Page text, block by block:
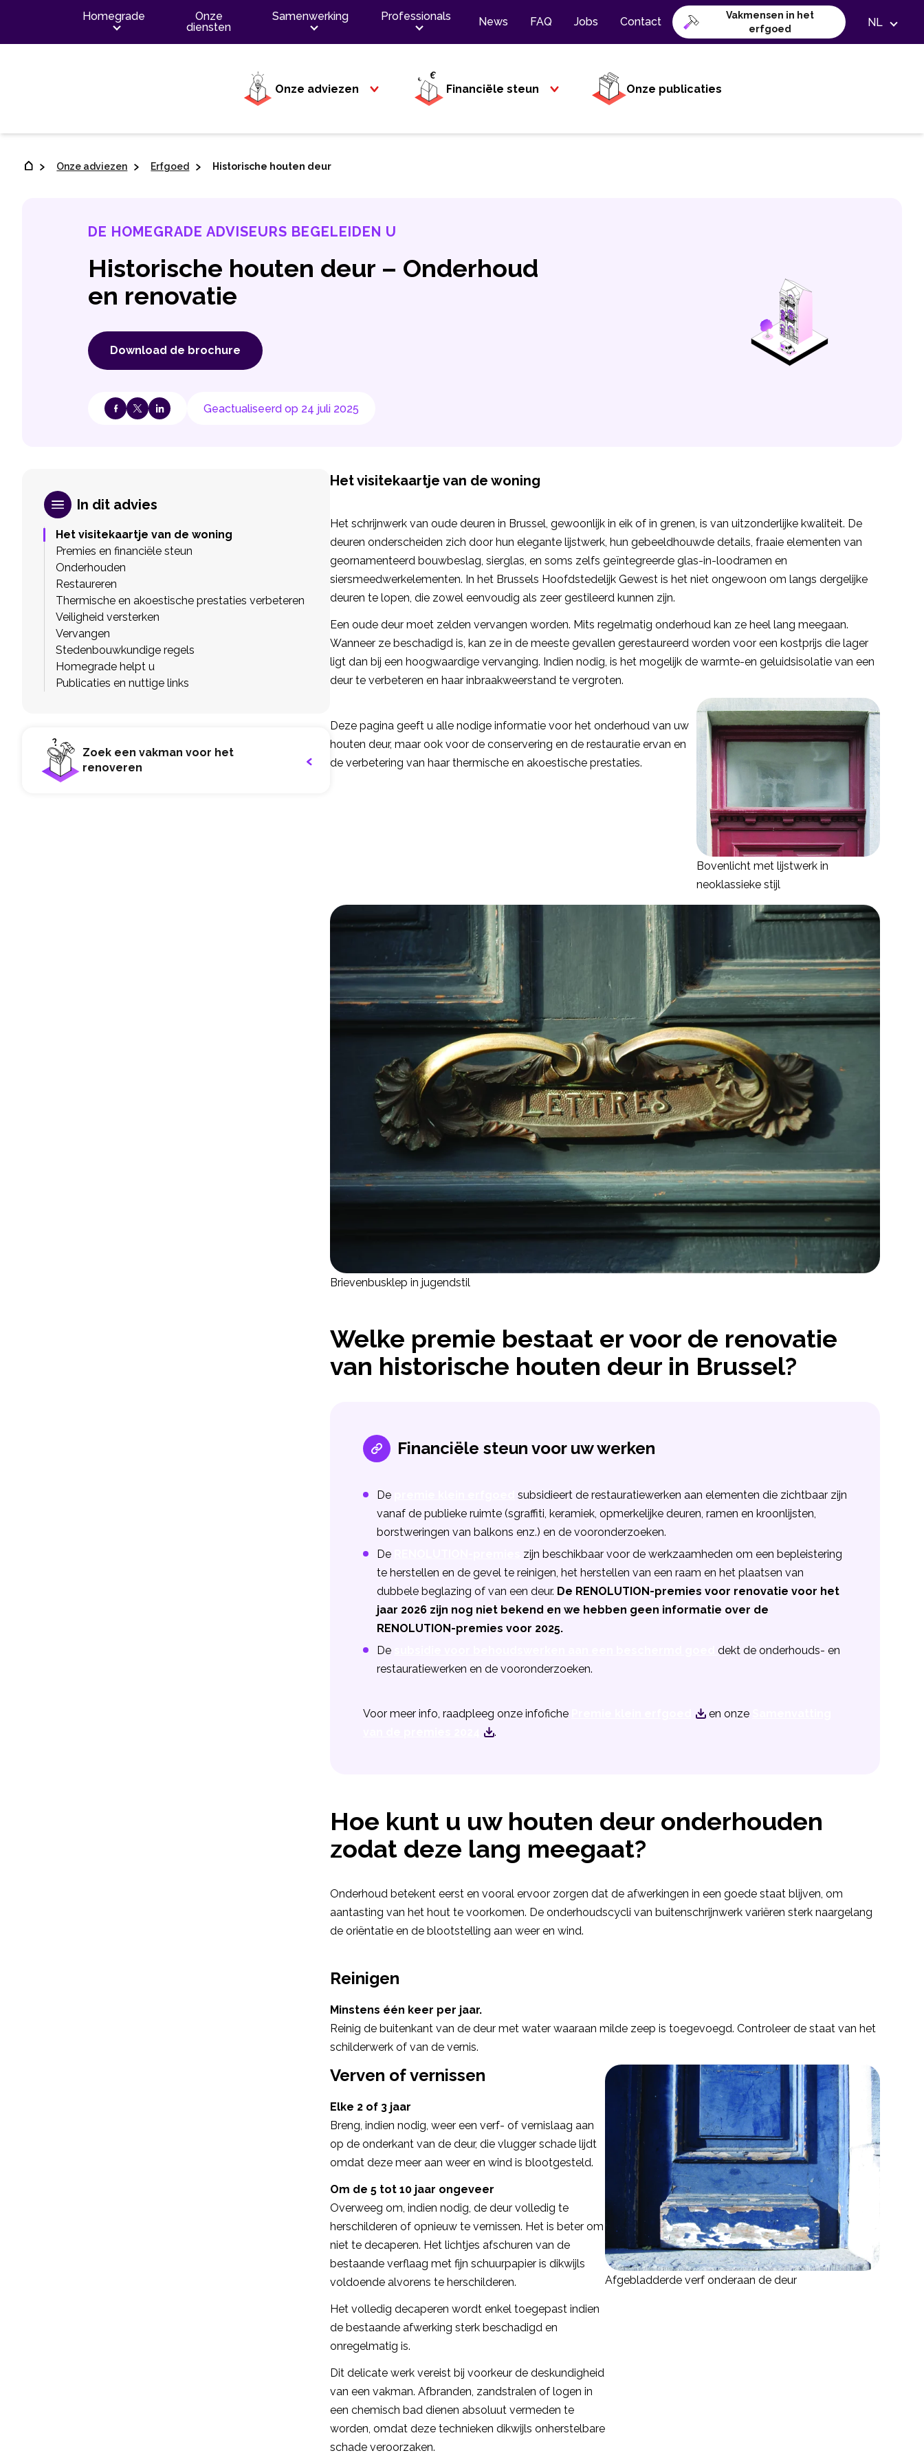
Homegrade
Onze
diensten
Samenwerking Professionals News FAQ Jobs Contact
Vakmensen in het
erfgoed
NL
Onze adviezen Financiële steun Onze publicaties
Onze adviezen Erfgoed Historische houten deur
DE HOMEGRADE ADVISEURS BEGELEIDEN U
Historische houten deur – Onderhoud
en renovatie
Download de brochure
Geactualiseerd op 24 juli 2025
In dit advies
Het visitekaartje van de woning
Premies en financiële steun
Onderhouden
Restaureren
Thermische en akoestische prestaties verbeteren
Veiligheid versterken
Vervangen
Stedenbouwkundige regels
Homegrade helpt u
Publicaties en nuttige links
Zoek een vakman voor het
renoveren
Het visitekaartje van de woning
Het schrijnwerk van oude deuren in Brussel, gewoonlijk in eik of in grenen, is van uitzonderlijke kwaliteit. De
deuren onderscheiden zich door hun elegante lijstwerk, hun gebeeldhouwde details, fraaie elementen van
geornamenteerd bouwbeslag, sierglas, en soms zelfs geïntegreerde glas-in-loodramen en
siersmeedwerkelementen. In het Brussels Hoofdstedelijk Gewest is het niet ongewoon om langs dergelijke
deuren te lopen, die zowel eenvoudig als zeer gestileerd kunnen zijn.
Een oude deur moet zelden vervangen worden. Mits regelmatig onderhoud kan ze heel lang meegaan.
Wanneer ze beschadigd is, kan ze in de meeste gevallen gerestaureerd worden voor een kostprijs die lager
ligt dan bij een hoogwaardige vervanging. Indien nodig, is het mogelijk de warmte-en geluidsisolatie van een
deur te verbeteren en haar inbraakweerstand te vergroten.
Deze pagina geeft u alle nodige informatie voor het onderhoud van uw
houten deur, maar ook voor de conservering en de restauratie ervan en
de verbetering van haar thermische en akoestische prestaties.
Bovenlicht met lijstwerk in
neoklassieke stijl
Brievenbusklep in jugendstil
Welke premie bestaat er voor de renovatie
van historische houten deur in Brussel?
Financiële steun voor uw werken
De
subsidieert de restauratiewerken aan elementen die zichtbaar zijn
vanaf de publieke ruimte (sgraffiti, keramiek, opmerkelijke deuren, ramen en kroonlijsten,
borstweringen van balkons enz.) en de vooronderzoeken.
De
zijn beschikbaar voor de werkzaamheden om een bepleistering
te herstellen en de gevel te reinigen, het herstellen van een raam en het plaatsen van
dubbele beglazing of van een deur. De RENOLUTION-premies voor renovatie voor het
jaar 2026 zijn nog niet bekend en we hebben geen informatie over de
RENOLUTION-premies voor 2025.
De
dekt de onderhouds- en
restauratiewerken en de vooronderzoeken.
Voor meer info, raadpleeg onze infofiche en onze
.
Hoe kunt u uw houten deur onderhouden
zodat deze lang meegaat?
Onderhoud betekent eerst en vooral ervoor zorgen dat de afwerkingen in een goede staat blijven, om
aantasting van het hout te voorkomen. De onderhoudscycli van buitenschrijnwerk variëren sterk naargelang
de oriëntatie en de blootstelling aan weer en wind.
Reinigen
Minstens één keer per jaar.
Reinig de buitenkant van de deur met water waaraan milde zeep is toegevoegd. Controleer de staat van het
schilderwerk of van de vernis.
Verven of vernissen
Elke 2 of 3 jaar
Breng, indien nodig, weer een verf- of vernislaag aan
op de onderkant van de deur, die vlugger schade lijdt
omdat deze meer aan weer en wind is blootgesteld.
Om de 5 tot 10 jaar ongeveer
Overweeg om, indien nodig, de deur volledig te
herschilderen of opnieuw te vernissen. Het is beter om
niet te decaperen. Het lichtjes afschuren van de
bestaande verflaag met fijn schuurpapier is dikwijls
voldoende alvorens te herschilderen.
Het volledig decaperen wordt enkel toegepast indien
de bestaande afwerking sterk beschadigd en
onregelmatig is.
Dit delicate werk vereist bij voorkeur de deskundigheid
van een vakman. Afbranden, zandstralen of logen in
een chemisch bad dienen absoluut vermeden te
worden, omdat deze technieken dikwijls onherstelbare
schade veroorzaken.
Afgebladderde verf onderaan de deur